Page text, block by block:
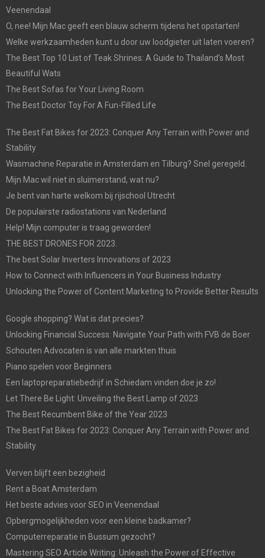
Veenendaal
O, nee! Mijn Mac geeft een blauw scherm tijdens het opstarten!
Welke werkzaamheden kunt u door uw loodgieter uit laten voeren?
The Best Top 10 List of Teak Shrines: A Guide to Thailand’s Most
Beautiful Wats
The Best Sofas for Your Living Room
The Best Doctor Toy For A Fun-Filled Life
The Best Fat Bikes for 2023: Conquer Any Terrain with Power and
Stability
Wasmachine Reparatie in Amsterdam en Tilburg? Snel geregeld.
Mijn Mac wil niet in sluimerstand, wat nu?
Je bent van harte welkom bij rijschool Utrecht
De populairste radiostations van Nederland
Help! Mijn computer is traag geworden!
THE BEST DRONES FOR 2023.
The best Solar Inverters Innovations of 2023
How to Connect with Influencers in Your Business Industry
Unlocking the Power of Content Marketing to Provide Better Results
Google shopping? Wat is dat precies?
Unlocking Financial Success: Navigate Your Path with FVB de Boer
Schouten Advocaten is van alle markten thuis
Piano spelen voor Beginners
Een laptopreparatiebedrijf in Schiedam vinden doe je zo!
Let There Be Light: Unveiling the Best Lamp of 2023
The Best Recumbent Bike of the Year 2023
The Best Fat Bikes for 2023: Conquer Any Terrain with Power and
Stability
Verven blijft een bezigheid
Rent a Boat Amsterdam
Het beste advies voor SEO in Veenendaal
Opbergmogelijkheden voor een kleine badkamer?
Computerreparatie in Bussum gezocht?
Mastering SEO Article Writing: Unleash the Power of Effective